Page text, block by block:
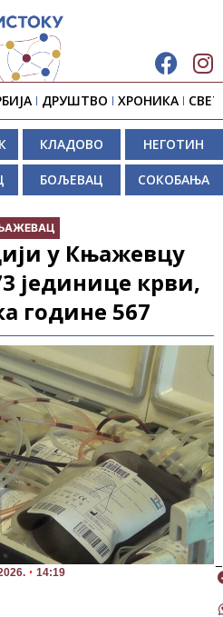
ДРУШТВО ХРОНИКА СВЕТ
КЛАДОВО НЕГОТИН
БОЉЕВАЦ СОКОБАЊА
у Књажевцу
јединице крви,
године 567
14:19